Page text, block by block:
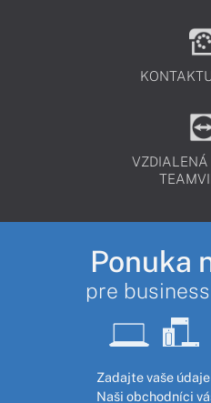
VZDIALENÁ
Ponuka
pre
Zadajte vaše
Naši obchodníci